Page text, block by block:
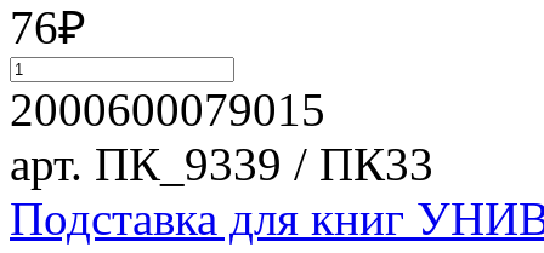
76₽
2000600079015
арт. ПК_9339 / ПК33
Подставка для книг